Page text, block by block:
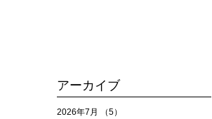
アーカイブ
2026年7月 （5）